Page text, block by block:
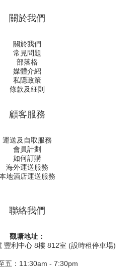
關於我們
關於我們
常見問題
部落格
媒體介紹
私隱政策
條款及細則
顧客服務
運送及自取服務
會員計劃
如何訂購
海外運送服務
地酒店運送服務
聯絡我們
觀塘地址：
豐利中心 8樓 812室 (設時租停車場)
五：11:30am - 7:30pm